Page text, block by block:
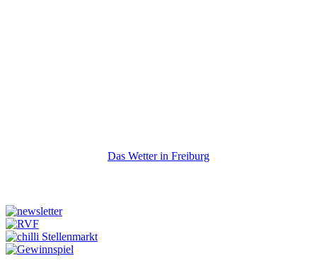
Das Wetter in Freiburg